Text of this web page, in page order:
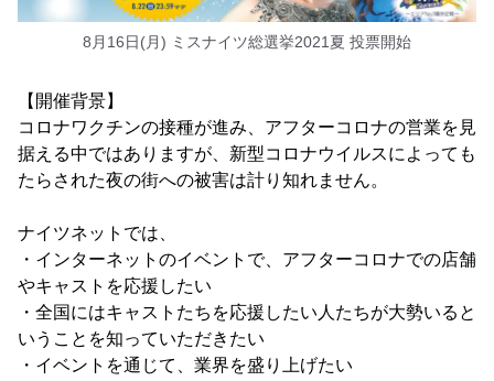
8月16日(月) ミスナイツ総選挙2021夏 投票開始
【開催背景】
コロナワクチンの接種が進み、アフターコロナの営業を見
据える中ではありますが、新型コロナウイルスによっても
たらされた夜の街への被害は計り知れません。
ナイツネットでは、
・インターネットのイベントで、アフターコロナでの店舗
やキャストを応援したい
・全国にはキャストたちを応援したい人たちが大勢いると
いうことを知っていただきたい
・イベントを通じて、業界を盛り上げたい